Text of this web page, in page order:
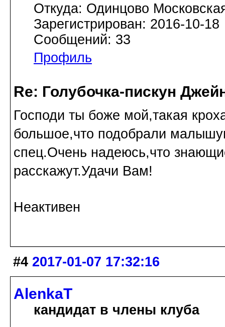
Откуда: Одинцово
Зарегистрирован: 2016-10-18
Сообщений: 33
Профиль
Re: Голубочка-пискун
Господи ты боже мой,такая
большое,что подобрали
спец.Очень надеюсь,что
расскажут.Удачи Вам!
Неактивен
#4 2017-01-07 17:32:16
AlenkaT
кандидат в члены клуба